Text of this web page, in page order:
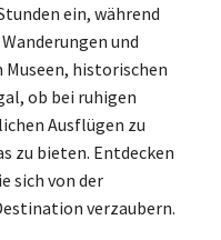
ein, während
und
historischen
ob bei ruhigen
Ausflügen zu
zu bieten. Entdecken
sich von der
verzaubern.